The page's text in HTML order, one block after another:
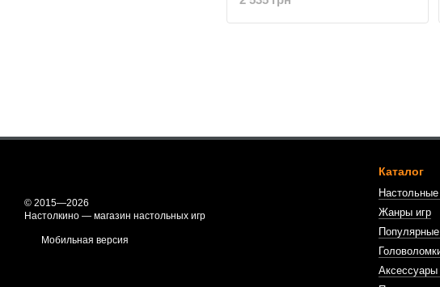
© 2015—2026
Настолкино — магазин настольных игр
Мобильная версия
Каталог
Жанры игр
Аксессуары